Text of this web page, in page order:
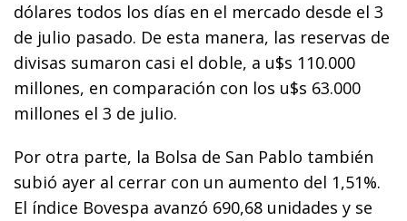
dólares todos los días en el mercado desde el 3
de julio pasado. De esta manera, las reservas de
divisas sumaron casi el doble, a u$s 110.000
millones, en comparación con los u$s 63.000
millones el 3 de julio.
Por otra parte, la Bolsa de San Pablo también
subió ayer al cerrar con un aumento del 1,51%.
El índice Bovespa avanzó 690,68 unidades y se